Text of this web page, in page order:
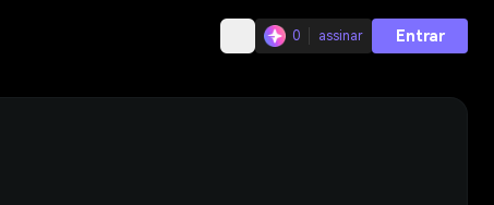
0 assinar Entrar